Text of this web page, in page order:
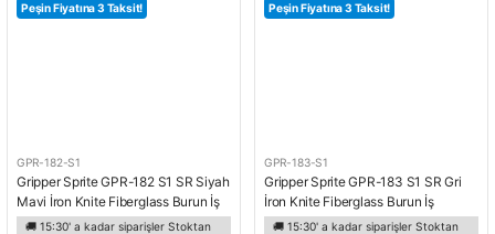
Peşin Fiyatına 3 Taksit!
GPR-182-S1
Gripper Sprite GPR-182 S1 SR Siyah
Mavi İron Knite Fiberglass Burun İş
Ayakkabısı
🚚 15:30' a kadar siparişler Stoktan
Peşin Fiyatına 3 Taksit!
GPR-183-S1
Gripper Sprite GPR-183 S1 SR Gri
İron Knite Fiberglass Burun İş
Ayakkabısı
🚚 15:30' a kadar siparişler Stoktan